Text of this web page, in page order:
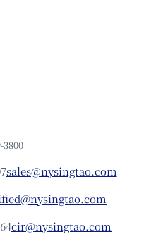
3800
sales@nysingtao.com
cir@nysingtao.com